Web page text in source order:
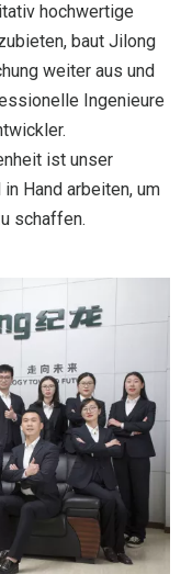
hochwertige
baut Jilong
weiter aus und
Ingenieure
ist unser
Hand arbeiten, um
schaffen.